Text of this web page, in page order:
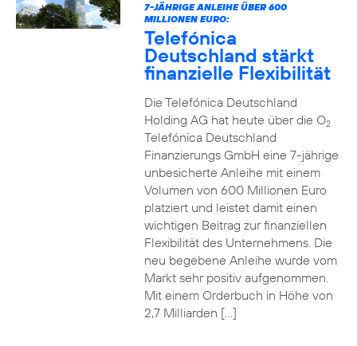
7-JÄHRIGE ANLEIHE ÜBER 600
MILLIONEN EURO:
Telefónica
Deutschland stärkt
finanzielle Flexibilität
Die Telefónica Deutschland
Holding AG hat heute über die O2
Telefónica Deutschland
Finanzierungs GmbH eine 7-jährige
unbesicherte Anleihe mit einem
Volumen von 600 Millionen Euro
platziert und leistet damit einen
wichtigen Beitrag zur finanziellen
Flexibilität des Unternehmens. Die
neu begebene Anleihe wurde vom
Markt sehr positiv aufgenommen.
Mit einem Orderbuch in Höhe von
2,7 Milliarden […]